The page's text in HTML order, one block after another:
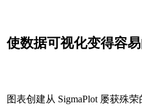
使数据可视化变得容
图表创建从 SigmaPlot 屡获殊